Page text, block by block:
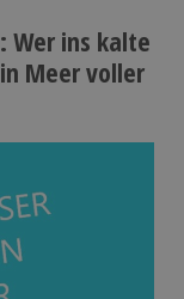
Wer ins kalte
Meer voller